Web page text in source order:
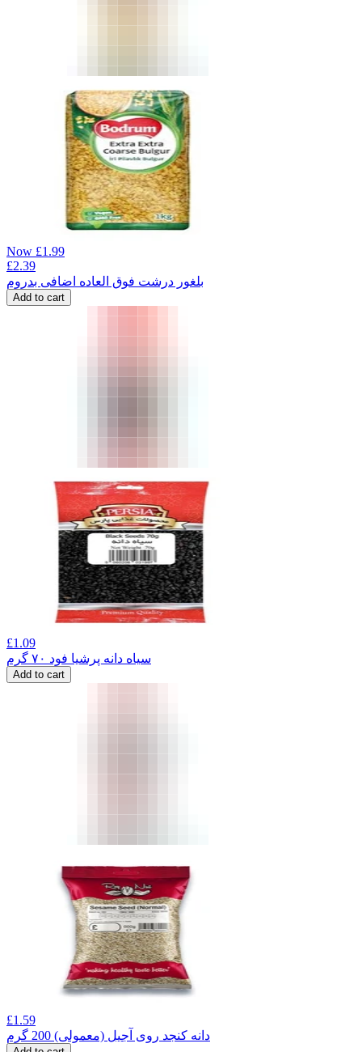
Now £1.99
£2.39
بلغور درشت فوق العاده اضافی بدروم
Add to cart
£1.09
سیاه دانه پرشیا فود ۷۰ گرم
Add to cart
£1.59
دانه کنجد روی آجیل (معمولی) 200 گرم